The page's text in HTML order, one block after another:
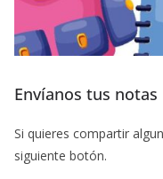
Envíanos tus notas
Si quieres compartir
siguiente botón.